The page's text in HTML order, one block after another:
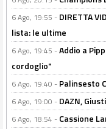
6 Ago, 19:55 - DIRETTA
lista: le ultime
6 Ago, 19:45 -Addio a
cordoglio"
6 Ago, 19:40 - Palinsesto
6 Ago, 19:00 - DAZN,
6 Ago, 18:54 - Cassione